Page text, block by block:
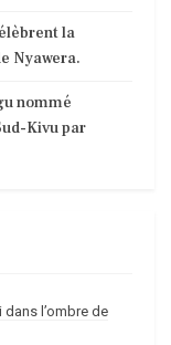
la
Nyawera.
nommé
Kivu par
dans l’ombre de